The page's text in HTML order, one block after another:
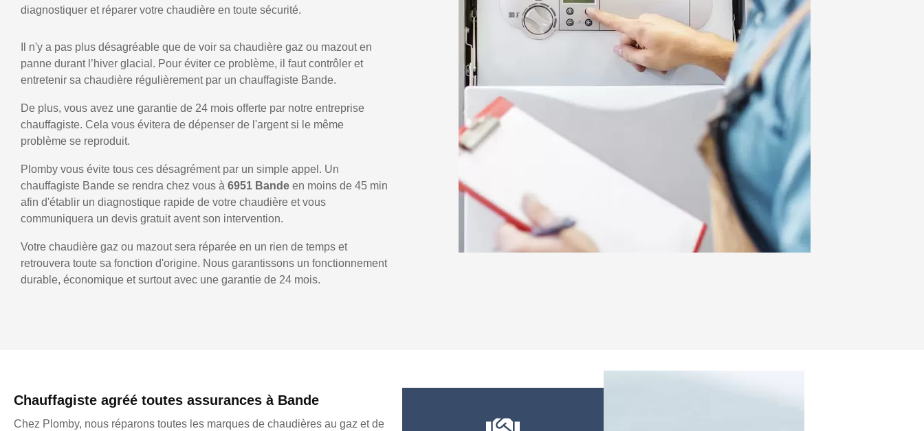
diagnostiquer et réparer votre chaudière en toute sécurité.
Il n'y a pas plus désagréable que de voir sa chaudière gaz ou mazout en
panne durant l’hiver glacial. Pour éviter ce problème, il faut contrôler et
entretenir sa chaudière régulièrement par un chauffagiste Bande.
De plus, vous avez une garantie de 24 mois offerte par notre entreprise
chauffagiste. Cela vous évitera de dépenser de l'argent si le même
problème se reproduit.
Plomby vous évite tous ces désagrément par un simple appel. Un
chauffagiste Bande se rendra chez vous à 6951 Bande en moins de 45 min
afin d'établir un diagnostique rapide de votre chaudière et vous
communiquera un devis gratuit avent son intervention.
Votre chaudière gaz ou mazout sera réparée en un rien de temps et
retrouvera toute sa fonction d'origine. Nous garantissons un fonctionnement
durable, économique et surtout avec une garantie de 24 mois.
Chauffagiste agréé toutes assurances à Bande
Chez Plomby, nous réparons toutes les marques de chaudières au gaz et de